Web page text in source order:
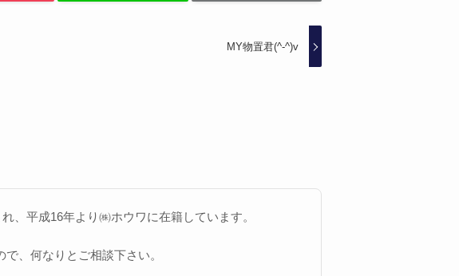
MY物置君(^-^)v
、平成16年より㈱ホウワに在籍しています。
、何なりとご相談下さい。